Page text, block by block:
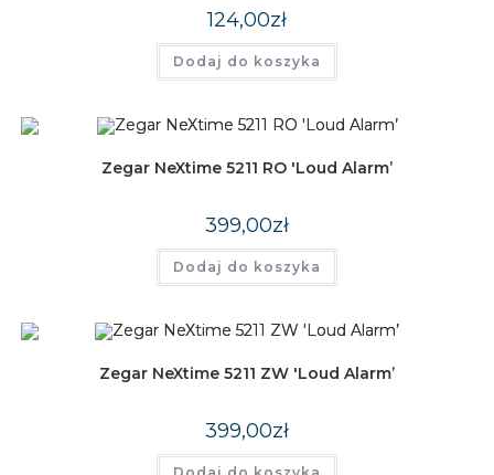
124,00zł
Dodaj do koszyka
Zegar NeXtime 5211 RO 'Loud Alarm’
399,00zł
Dodaj do koszyka
Zegar NeXtime 5211 ZW 'Loud Alarm’
399,00zł